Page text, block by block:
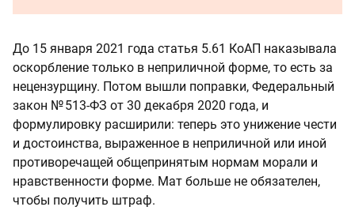
До 15 января 2021 года статья 5.61 КоАП наказывала
оскорбление только в неприличной форме, то есть за
нецензурщину. Потом вышли поправки, Федеральный
закон № 513-ФЗ от 30 декабря 2020 года, и
формулировку расширили: теперь это унижение чести
и достоинства, выраженное в неприличной или иной
противоречащей общепринятым нормам морали и
нравственности форме. Мат больше не обязателен,
чтобы получить штраф.